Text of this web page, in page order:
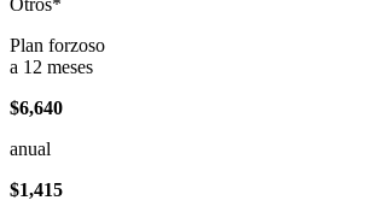
Plan forzoso
a 12 meses
$6,640
anual
$1,415